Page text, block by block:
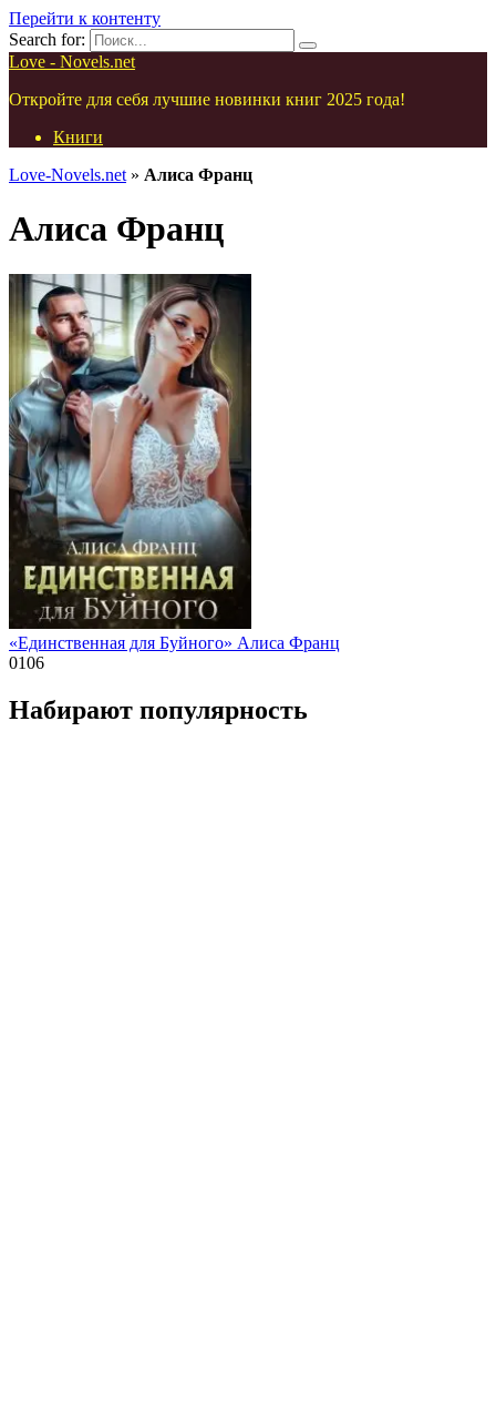
Перейти к контенту
Search for:
Love - Novels.net
Откройте для себя лучшие новинки книг 2025 года!
Книги
Love-Novels.net » Алиса Франц
Алиса Франц
«Единственная для Буйного» Алиса Франц
0106
Набирают популярность